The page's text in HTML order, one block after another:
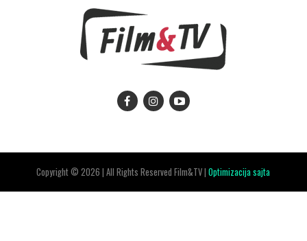
Copyright © 2026 | All Rights Reserved Film&TV |Optimizacija sajta